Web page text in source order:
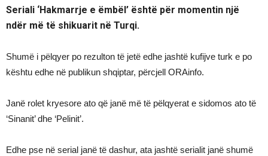
Seriali ‘Hakmarrje e ëmbël’ është për momentin një
ndër më të shikuarit në Turqi.
Shumë i pëlqyer po rezulton të jetë edhe jashtë kufijve turk e po
kështu edhe në publikun shqiptar, përcjell ORAinfo.
Janë rolet kryesore ato që janë më të pëlqyerat e sidomos ato të
‘Sinanit’ dhe ‘Pelinit’.
Edhe pse në serial janë të dashur, ata jashtë serialit janë shumë